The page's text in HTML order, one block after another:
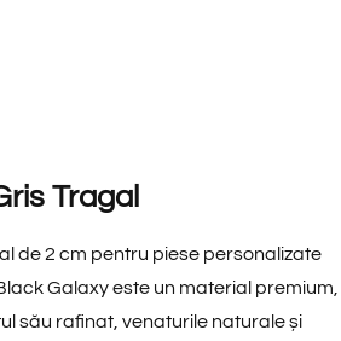
Tragal
de 2 cm pentru piese personalizate
Galaxy este un material premium,
său rafinat, venaturile naturale și